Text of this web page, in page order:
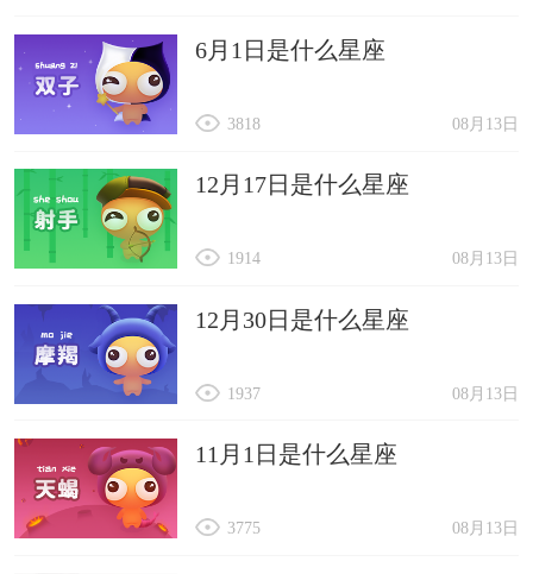
6月1日是什么星座
08月13日
3818
12月17日是什么星座
08月13日
1914
12月30日是什么星座
08月13日
1937
11月1日是什么星座
08月13日
3775